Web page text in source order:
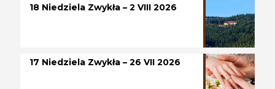
18 Niedziela Zwykła – 2 VIII 2026
17 Niedziela Zwykła – 26 VII 2026